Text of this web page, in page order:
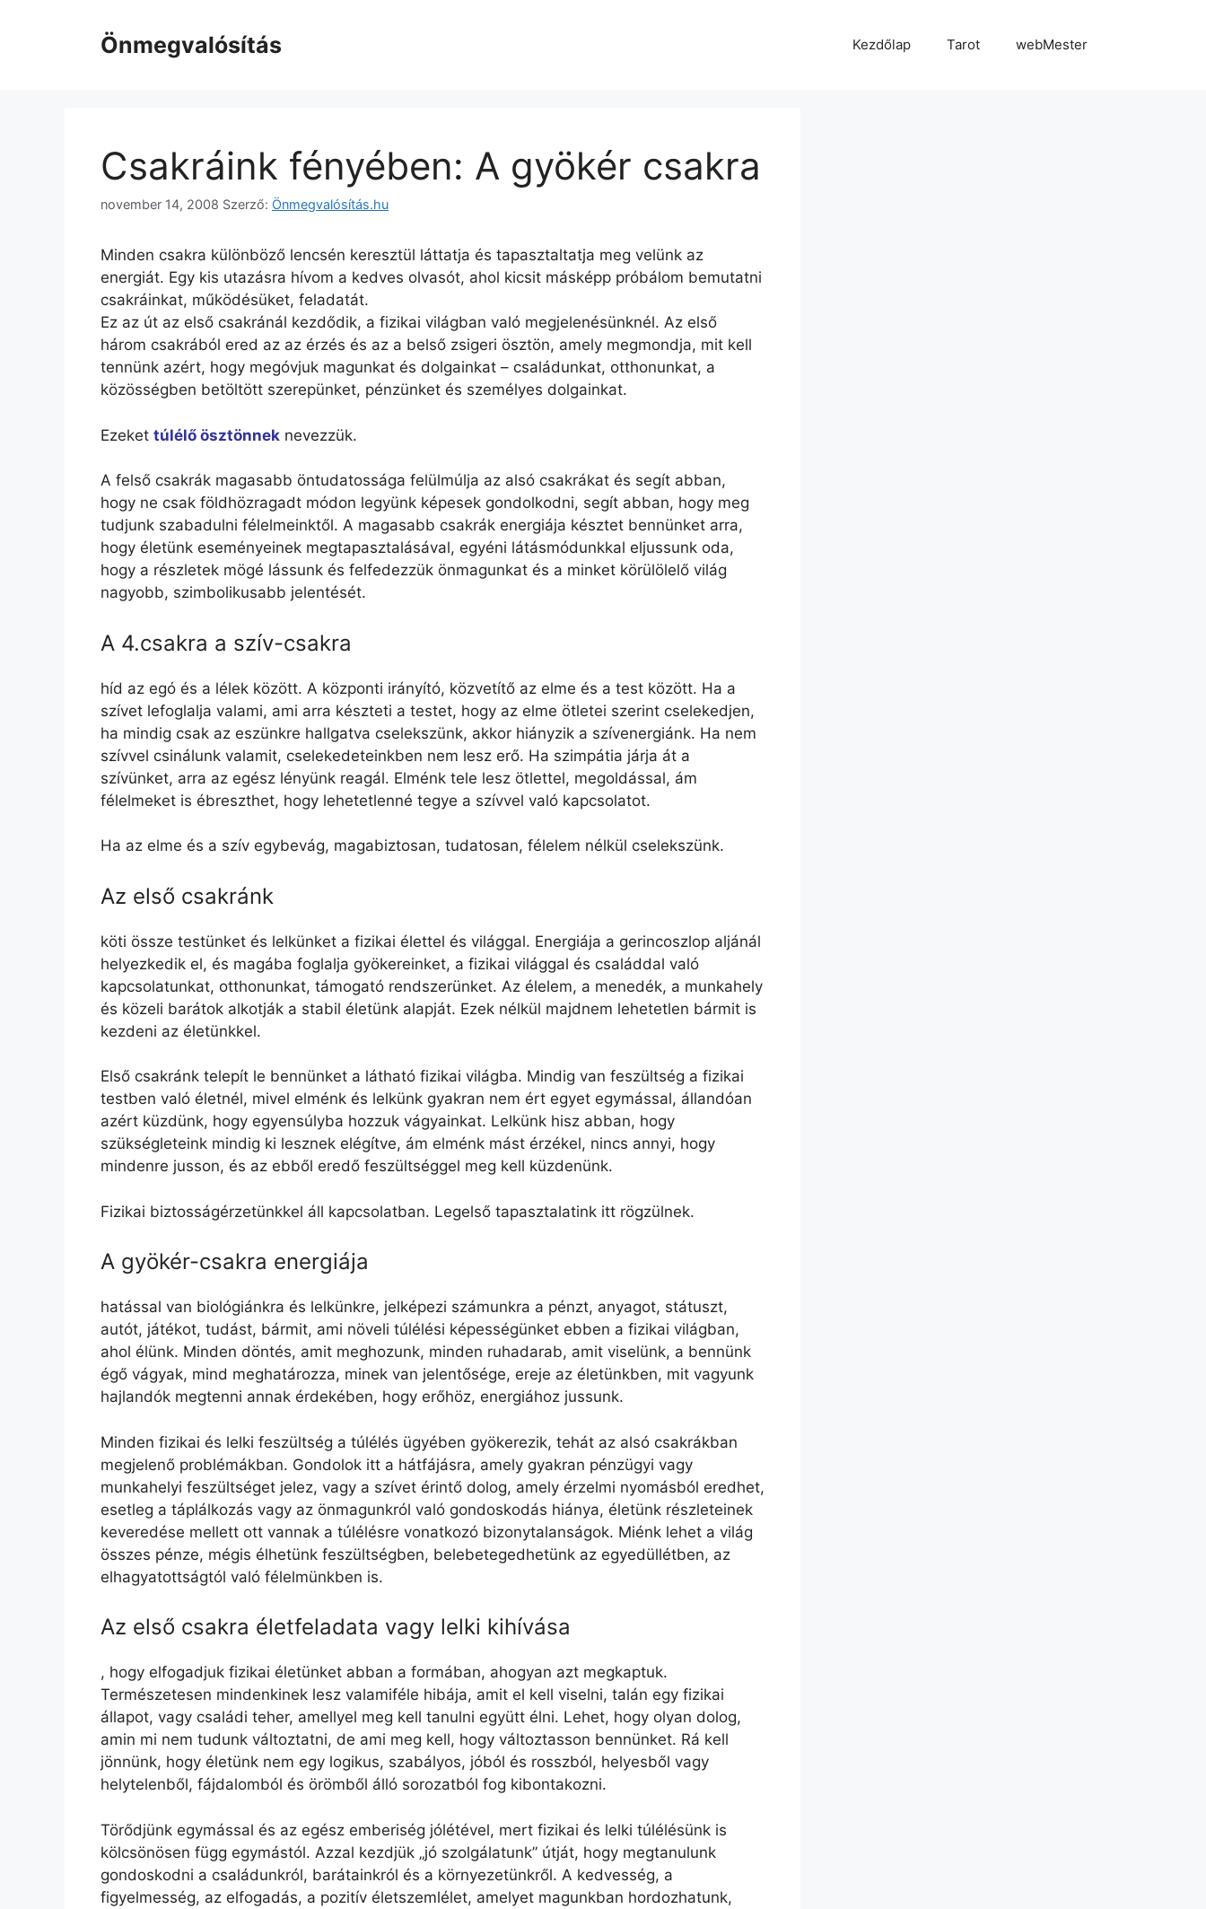
Önmegvalósítás Kezdőlap Tarot webMester
Csakráink fényében: A gyökér csakra
november 14, 2008 Szerző: Önmegvalósítás.hu
Minden csakra különböző lencsén keresztül láttatja és tapasztaltatja meg velünk az
energiát. Egy kis utazásra hívom a kedves olvasót, ahol kicsit másképp próbálom bemutatni
csakráinkat, működésüket, feladatát.
Ez az út az első csakránál kezdődik, a fizikai világban való megjelenésünknél. Az első
három csakrából ered az az érzés és az a belső zsigeri ösztön, amely megmondja, mit kell
tennünk azért, hogy megóvjuk magunkat és dolgainkat – családunkat, otthonunkat, a
közösségben betöltött szerepünket, pénzünket és személyes dolgainkat.
Ezeket túlélő ösztönnek nevezzük.
A felső csakrák magasabb öntudatossága felülmúlja az alsó csakrákat és segít abban,
hogy ne csak földhözragadt módon legyünk képesek gondolkodni, segít abban, hogy meg
tudjunk szabadulni félelmeinktől. A magasabb csakrák energiája késztet bennünket arra,
hogy életünk eseményeinek megtapasztalásával, egyéni látásmódunkkal eljussunk oda,
hogy a részletek mögé lássunk és felfedezzük önmagunkat és a minket körülölelő világ
nagyobb, szimbolikusabb jelentését.
A 4.csakra a szív-csakra
híd az egó és a lélek között. A központi irányító, közvetítő az elme és a test között. Ha a
szívet lefoglalja valami, ami arra készteti a testet, hogy az elme ötletei szerint cselekedjen,
ha mindig csak az eszünkre hallgatva cselekszünk, akkor hiányzik a szívenergiánk. Ha nem
szívvel csinálunk valamit, cselekedeteinkben nem lesz erő. Ha szimpátia járja át a
szívünket, arra az egész lényünk reagál. Elménk tele lesz ötlettel, megoldással, ám
félelmeket is ébreszthet, hogy lehetetlenné tegye a szívvel való kapcsolatot.
Ha az elme és a szív egybevág, magabiztosan, tudatosan, félelem nélkül cselekszünk.
Az első csakránk
köti össze testünket és lelkünket a fizikai élettel és világgal. Energiája a gerincoszlop aljánál
helyezkedik el, és magába foglalja gyökereinket, a fizikai világgal és családdal való
kapcsolatunkat, otthonunkat, támogató rendszerünket. Az élelem, a menedék, a munkahely
és közeli barátok alkotják a stabil életünk alapját. Ezek nélkül majdnem lehetetlen bármit is
kezdeni az életünkkel.
Első csakránk telepít le bennünket a látható fizikai világba. Mindig van feszültség a fizikai
testben való életnél, mivel elménk és lelkünk gyakran nem ért egyet egymással, állandóan
azért küzdünk, hogy egyensúlyba hozzuk vágyainkat. Lelkünk hisz abban, hogy
szükségleteink mindig ki lesznek elégítve, ám elménk mást érzékel, nincs annyi, hogy
mindenre jusson, és az ebből eredő feszültséggel meg kell küzdenünk.
Fizikai biztosságérzetünkkel áll kapcsolatban. Legelső tapasztalatink itt rögzülnek.
A gyökér-csakra energiája
hatással van biológiánkra és lelkünkre, jelképezi számunkra a pénzt, anyagot, státuszt,
autót, játékot, tudást, bármit, ami növeli túlélési képességünket ebben a fizikai világban,
ahol élünk. Minden döntés, amit meghozunk, minden ruhadarab, amit viselünk, a bennünk
égő vágyak, mind meghatározza, minek van jelentősége, ereje az életünkben, mit vagyunk
hajlandók megtenni annak érdekében, hogy erőhöz, energiához jussunk.
Minden fizikai és lelki feszültség a túlélés ügyében gyökerezik, tehát az alsó csakrákban
megjelenő problémákban. Gondolok itt a hátfájásra, amely gyakran pénzügyi vagy
munkahelyi feszültséget jelez, vagy a szívet érintő dolog, amely érzelmi nyomásból eredhet,
esetleg a táplálkozás vagy az önmagunkról való gondoskodás hiánya, életünk részleteinek
keveredése mellett ott vannak a túlélésre vonatkozó bizonytalanságok. Miénk lehet a világ
összes pénze, mégis élhetünk feszültségben, belebetegedhetünk az egyedüllétben, az
elhagyatottságtól való félelmünkben is.
Az első csakra életfeladata vagy lelki kihívása
, hogy elfogadjuk fizikai életünket abban a formában, ahogyan azt megkaptuk.
Természetesen mindenkinek lesz valamiféle hibája, amit el kell viselni, talán egy fizikai
állapot, vagy családi teher, amellyel meg kell tanulni együtt élni. Lehet, hogy olyan dolog,
amin mi nem tudunk változtatni, de ami meg kell, hogy változtasson bennünket. Rá kell
jönnünk, hogy életünk nem egy logikus, szabályos, jóból és rosszból, helyesből vagy
helytelenből, fájdalomból és örömből álló sorozatból fog kibontakozni.
Törődjünk egymással és az egész emberiség jólétével, mert fizikai és lelki túlélésünk is
kölcsönösen függ egymástól. Azzal kezdjük „jó szolgálatunk” útját, hogy megtanulunk
gondoskodni a családunkról, barátainkról és a környezetünkről. A kedvesség, a
figyelmesség, az elfogadás, a pozitív életszemlélet, amelyet magunkban hordozhatunk,